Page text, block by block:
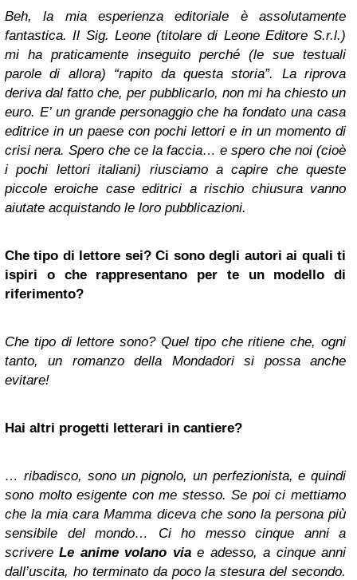
Beh, la mia esperienza editoriale è assolutamente
fantastica. Il Sig. Leone (titolare di Leone Editore S.r.l.)
mi ha praticamente inseguito perché (le sue testuali
parole di allora) “rapito da questa storia”. La riprova
deriva dal fatto che, per pubblicarlo, non mi ha chiesto un
euro. E’ un grande personaggio che ha fondato una casa
editrice in un paese con pochi lettori e in un momento di
crisi nera. Spero che ce la faccia… e spero che noi (cioè
i pochi lettori italiani) riusciamo a capire che queste
piccole eroiche case editrici a rischio chiusura vanno
aiutate acquistando le loro pubblicazioni.
Che tipo di lettore sei? Ci sono degli autori ai quali ti
ispiri o che rappresentano per te un modello di
riferimento?
Che tipo di lettore sono? Quel tipo che ritiene che, ogni
tanto, un romanzo della Mondadori si possa anche
evitare!
Hai altri progetti letterari in cantiere?
… ribadisco, sono un pignolo, un perfezionista, e quindi
sono molto esigente con me stesso. Se poi ci mettiamo
che la mia cara Mamma diceva che sono la persona più
sensibile del mondo… Ci ho messo cinque anni a
scrivereLe anime volano viae adesso, a cinque anni
dall’uscita, ho terminato da poco la stesura del secondo.